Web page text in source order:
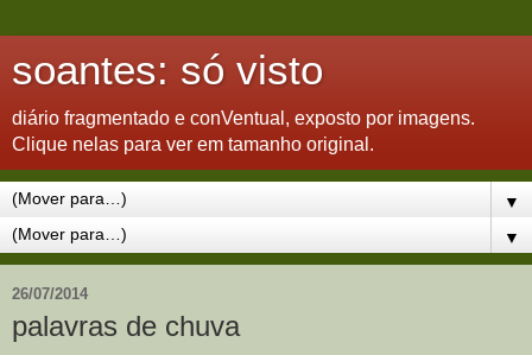
soantes: só visto
diário fragmentado e conVentual, exposto por imagens.
Clique nelas para ver em tamanho original.
▼
▼
26/07/2014
palavras de chuva